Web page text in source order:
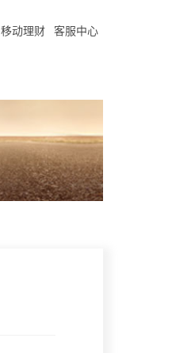
移动理财 客服中心